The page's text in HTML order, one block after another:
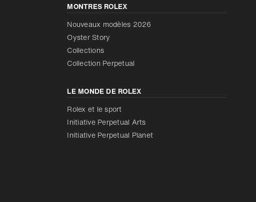
MONTRES ROLEX
Nouveaux modèles 2026
Oyster Story
Collections
Collection Perpetual
LE MONDE DE ROLEX
Rolex et le sport
Initiative Perpetual Arts
Initiative Perpetual Planet